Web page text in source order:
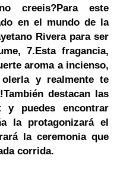
creeis?Para este
en el mundo de la
Riverapara ser
7.Esta fragancia,
aroma a incienso,
y realmente te
También destacan las
y puedes encontrar
la protagonizará el
la ceremonia que
corrida.